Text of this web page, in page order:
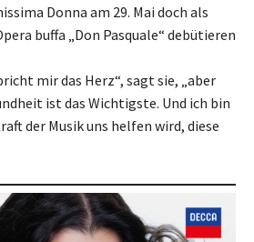
Donna am 29. Mai doch als
buffa „Don Pasquale“ debütieren
mir das Herz“, sagt sie, „aber
ist das Wichtigste. Und ich bin
der Musik uns helfen wird, diese